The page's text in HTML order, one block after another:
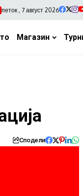
петок , 7 август 2026
Магазин
Сподели